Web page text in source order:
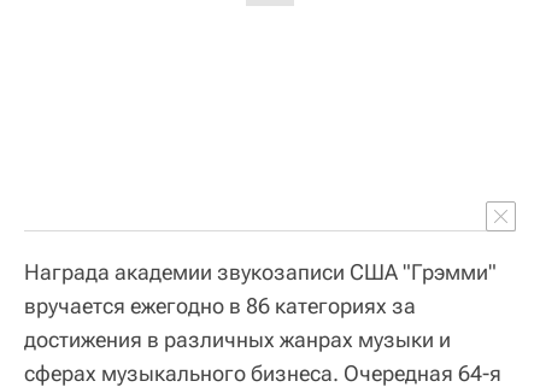
Награда академии звукозаписи США "Грэмми"
вручается ежегодно в 86 категориях за
достижения в различных жанрах музыки и
сферах музыкального бизнеса. Очередная 64-я